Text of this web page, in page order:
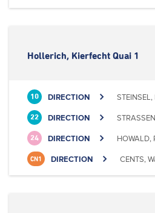
Hollerich, Kierfecht Quai 1
10 DIRECTION
22 DIRECTION
24 DIRECTION HOWALD,
CN1 DIRECTION CENTS,